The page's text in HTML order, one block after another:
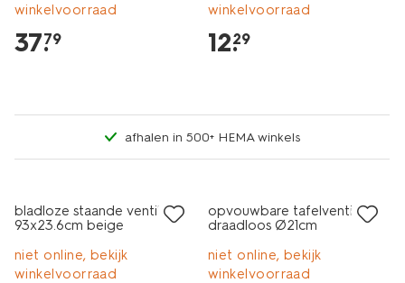
winkelvoorraad
37.
79
winkelvoorraad
12.
29
afhalen in 500+ HEMA winkels
bladloze staande ventilator
93x23.6cm beige
niet online, bekijk
winkelvoorraad
opvouwbare tafelventilator
draadloos Ø21cm
niet online, bekijk
winkelvoorraad